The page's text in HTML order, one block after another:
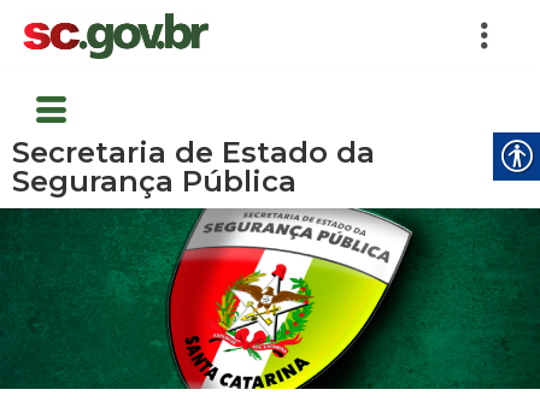
Secretaria de Estado da
Segurança Pública